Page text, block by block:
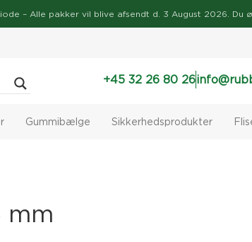
– Alle pakker vil blive afsendt d. 3 August 2026. Du
+45 32 26 80 26
Gummibælge Sikkerhedsprodukter
mm